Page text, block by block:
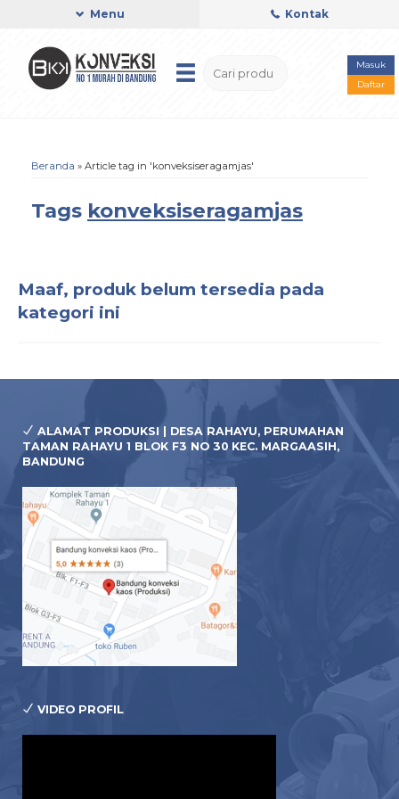
Menu Kontak
Masuk
Daftar
Beranda » Article tag in 'konveksiseragamjas'
Tags konveksiseragamjas
Maaf, produk belum tersedia pada
kategori ini
ALAMAT PRODUKSI | DESA RAHAYU, PERUMAHAN
TAMAN RAHAYU 1 BLOK F3 NO 30 KEC. MARGAASIH,
BANDUNG
VIDEO PROFIL